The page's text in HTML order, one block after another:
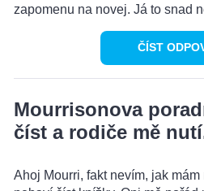
zapomenu na novej. Já to snad
ČÍST
Mourrisonova
číst a rodiče mě
Ahoj Mourri, fakt nevím, jak